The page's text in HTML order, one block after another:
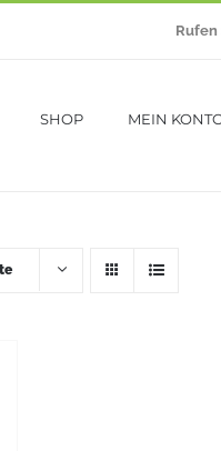
Rufen
SHOP MEIN